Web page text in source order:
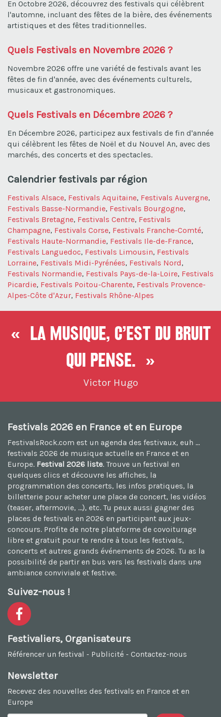
En Octobre 2026, découvrez des festivals qui célèbrent
l'automne, incluant des fêtes de la bière, des événements
artistiques et des fêtes traditionnelles.
Quels Festivals en Novembre 2026 ?
Novembre 2026 offre une variété de festivals avant les
fêtes de fin d'année, avec des événements culturels,
musicaux et gastronomiques.
Quels Festivals en Décembre 2026 ?
En Décembre 2026, participez aux festivals de fin d'année
qui célèbrent les fêtes de Noël et du Nouvel An, avec des
marchés, des concerts et des spectacles.
Calendrier festivals par région
Festivals Alsace, Festivals Aquitaine, Festivals Auvergne,
Festivals Basse-Normandie, Festivals Bourgogne,
Festivals Bretagne, Festivals Centre, Festivals
Champagne, Festivals Corse, Festivals Franche-Comté,
Festivals Haute-Normandie, Festivals Ile-de-France,
Festivals Languedoc, Festivals Limousin, Festivals
Lorraine, Festivals Midi-Pyrénées, Festivals Nord,
Festivals Normandie, Festivals Pays-de-la-Loire, Festivals
Picardie, Festivals Poitou-Charente, Festivals Provence-
Alpes-Côte d'Azur, Festivals Rhône-Alpes
« La musique, c’est du bruit
qui pense. »
Victor Hugo
Festivals 2026 en France et en Europe
FestivalsRock.com est un agenda des festivaux, euh ...
festivals 2026 de musique actuelle en France et en
Europe. Festival 2026 liste. Trouve un festival en
quelques clics et découvre les affiches, la
programmation des concerts, les infos pratiques, la
billetterie pour acheter une place de concert, les vidéos
(teaser, aftermovie, ...), etc. Tu peux aussi gagner des
places de festivals en 2026 en participant aux jeux-
concours. Profite de notre plateforme de covoiturage
libre et gratuit pour te rendre à tous les festivals,
concerts et autres grands événements de 2026. Tu as la
possibilité de partir en bus vers les festivals dans une
ambiance conviviale et festive.
Suivez-nous !
Festivaliers, Organisateurs
Référencer un festival - Publicité - Contactez-nous
Newsletter
Recevez des nouvelles des festivals en France et en
Europe